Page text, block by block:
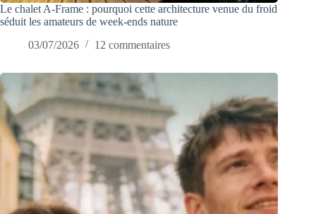
Le chalet A-Frame : pourquoi cette architecture venue du froid
séduit les amateurs de week-ends nature
03/07/2026
12 commentaires